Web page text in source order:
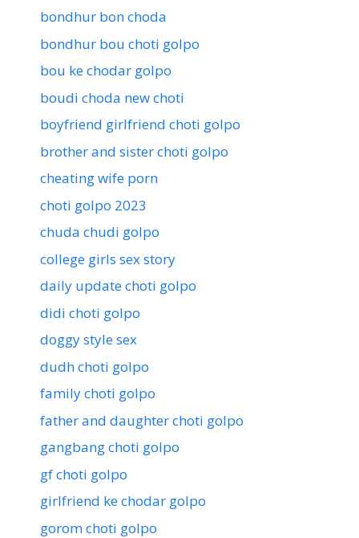
bondhur bon choda
bondhur bou choti golpo
bou ke chodar golpo
boudi choda new choti
boyfriend girlfriend choti golpo
brother and sister choti golpo
cheating wife porn
choti golpo 2023
chuda chudi golpo
college girls sex story
daily update choti golpo
didi choti golpo
doggy style sex
dudh choti golpo
family choti golpo
father and daughter choti golpo
gangbang choti golpo
gf choti golpo
girlfriend ke chodar golpo
gorom choti golpo